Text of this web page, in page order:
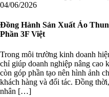
04/06/2026
Đồng Hành Sản Xuất Áo
Phần 3F Việt
Trong môi trường kinh doanh
chỉ giúp doanh nghiệp nâng cao
còn góp phần tạo nên hình ảnh
khách hàng và đối tác. Đồng
nhân […]